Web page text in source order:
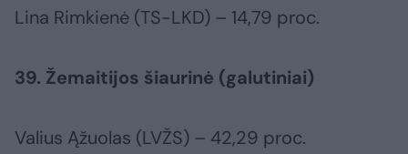
Lina Rimkienė (TS-LKD) – 14,79 proc.
39. Žemaitijos šiaurinė (galutiniai)
Valius Ąžuolas (LVŽS) – 42,29 proc.